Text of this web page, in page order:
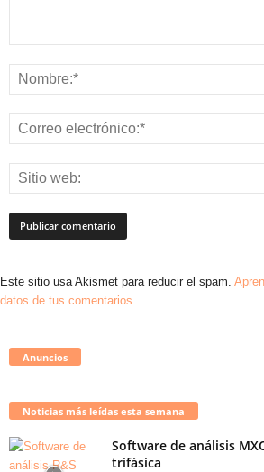
Este sitio usa Akismet para reducir el spam.
datos de tus comentarios.
Anuncios
Noticias más leídas esta semana
Software de análisis
trifásica